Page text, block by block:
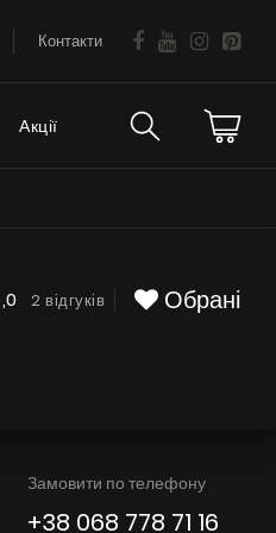
Контакти
підтримка
Акції
2 відгуків Обрані
Замовити по телефону
+38 068 778 71 16